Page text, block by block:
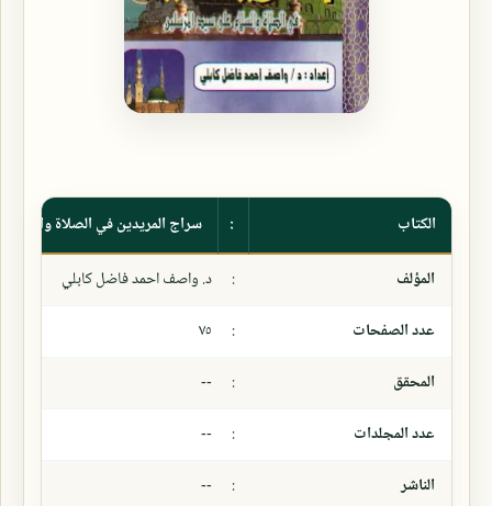
الكتاب :
سراج المريدين في الصلاة
المؤلف
:
د. واصف احمد فاضل كابلي
عدد الصفحات
:
٧٥
المحقق
:
--
عدد المجلدات
:
--
الناشر
:
--